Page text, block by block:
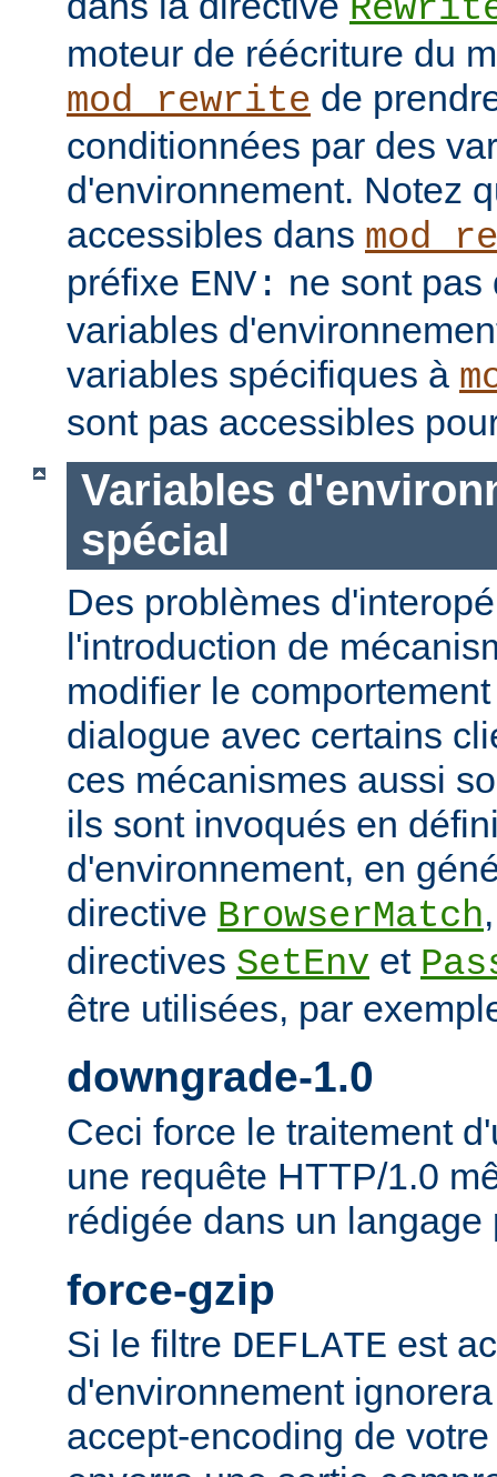
moteur de réécriture du
mod_rewrite de
conditionnées par des
d'environnement. Notez
accessibles dans
préfixe ENV: ne sont pas
variables
variables spécifiques à
sont pas accessibles
Variables
spécial
Des problèmes
l'introduction de
modifier le
dialogue avec certains
ces mécanismes aussi
ils sont invoqués en
d'environnement, en
directive BrowserMatch
directives SetEnv et
être utilisées, par
downgrade-1.0
Ceci force le traitement
une requête HTTP/1.0
rédigée dans un langage
force-gzip
Si le filtre DEFLATE est
d'environnement
accept-encoding de